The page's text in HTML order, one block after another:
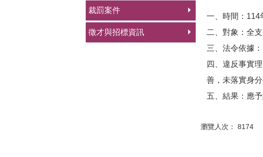
裁罰案件
徵才與招標資訊
一、時間：114
二、對象：全
三、法令依據
四、違反事實
善，未落實身
五、結果：應予
瀏覽人次： 8174